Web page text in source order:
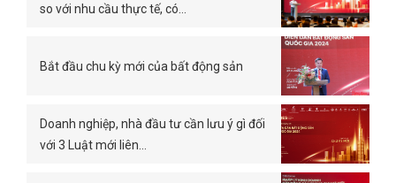
so với nhu cầu thực tế, có…
Bắt đầu chu kỳ mới của bất động sản
Doanh nghiệp, nhà đầu tư cần lưu ý gì đối
với 3 Luật mới liên…